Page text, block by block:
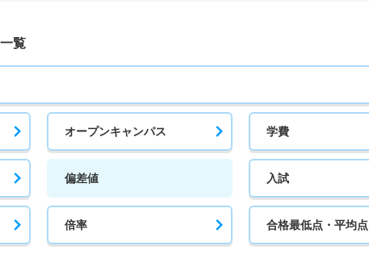
覧
オープンキャンパス 学費
偏差値 入試
倍率 合格最低点・平均点